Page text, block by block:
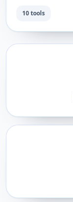
10 tools